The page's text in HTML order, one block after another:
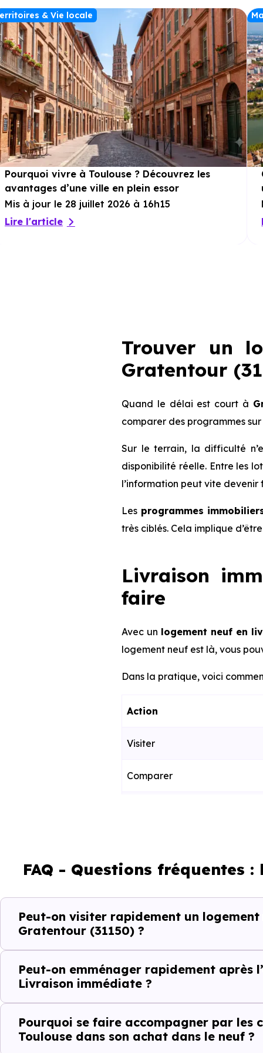
& Vie locale
Pourquoi vivre à Toulouse ? Découvrez les
avantages d’une ville en plein essor
Mis à jour le 28 juillet 2026 à 16h15
Lire l'article
Trouver un
Gratentour
Quand le délai est court à
comparer des programmes
Sur le terrain, la difficulté
disponibilité réelle. Entre les
l’information peut vite devenir
Les programmes
très ciblés. Cela implique
Livraison
faire
Avec un logement neuf en
logement neuf est là, vous
Dans la pratique, voici
Action
Visiter
Comparer
Emménager
Ce fonctionnement est
toute projection théorique.
Éviter les
Dans un projet rapide,
AvecImmobilier Neuf
FAQ - Questions fréquentes
Peut-on visiter rapidement un
Gratentour (31150) ?
Peut-on emménager rapidement après
Livraison immédiate ?
Pourquoi se faire accompagner par les
Toulouse dans son achat dans le neuf ?